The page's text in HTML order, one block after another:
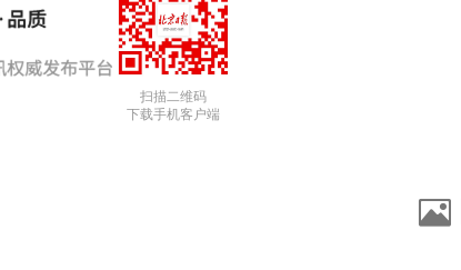
扫描二维码
下载手机客户端